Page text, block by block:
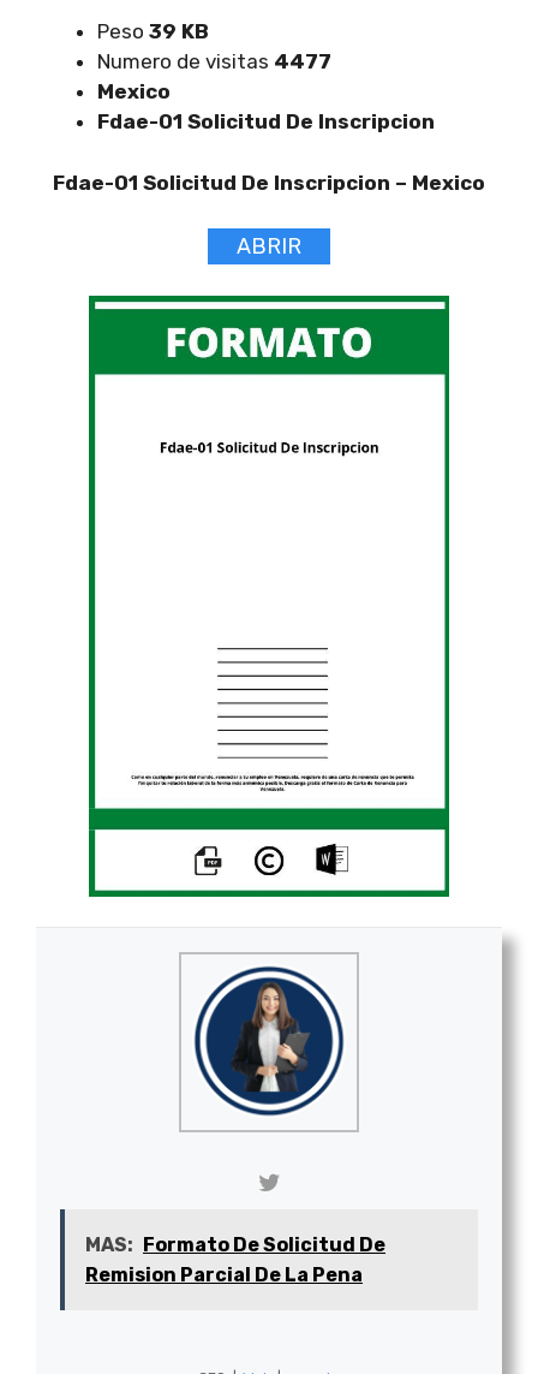
Peso 39 KB
Numero de visitas 4477
Mexico
Fdae-01 Solicitud De Inscripcion
Fdae-01 Solicitud De Inscripcion – Mexico
ABRIR
MAS: Formato De Solicitud De
Remision Parcial De La Pena